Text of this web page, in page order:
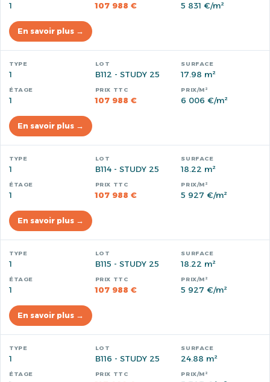
1 107 988 € 5 831 €/m²
En savoir plus →
1 B112 - STUDY 25 17.98 m²
1 107 988 € 6 006 €/m²
En savoir plus →
1 B114 - STUDY 25 18.22 m²
1 107 988 € 5 927 €/m²
En savoir plus →
1 B115 - STUDY 25 18.22 m²
1 107 988 € 5 927 €/m²
En savoir plus →
1 B116 - STUDY 25 24.88 m²